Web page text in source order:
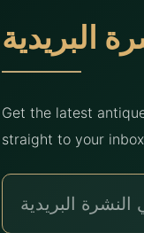
البريدية
Get the latest
straight to your